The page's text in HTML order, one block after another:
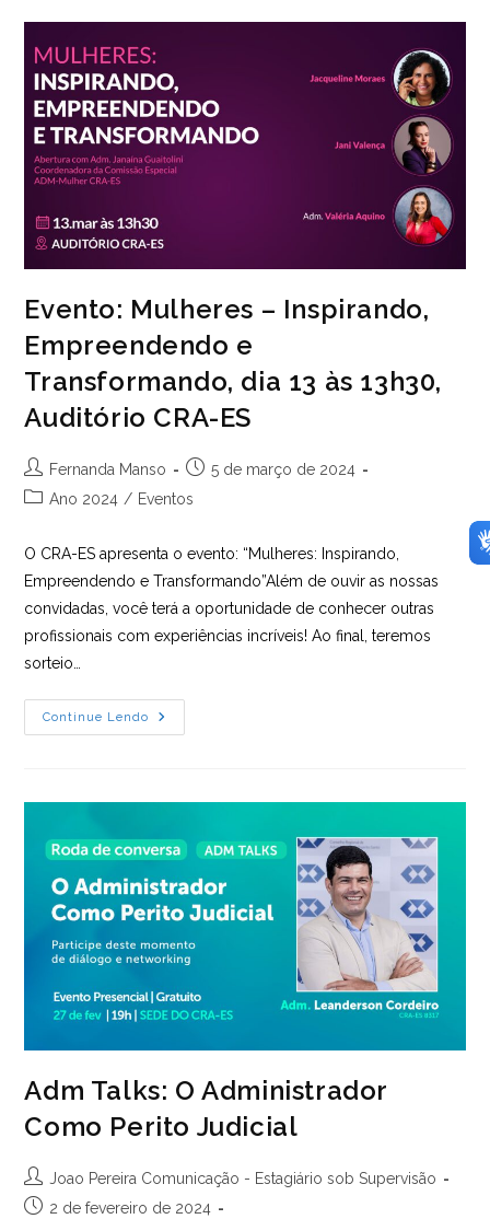
Com
Reflexões
E
Palestras
Direcionadas
A
Público
Feminino
Evento: Mulheres – Inspirando,
Empreendendo e
Transformando, dia 13 às 13h30,
Auditório CRA-ES
Autor
do
Fernanda Manso
Post5 de março de 2024
Categoria
post:
Ano 2024 / Eventos
O CRA-ES apresenta o evento: “Mulheres: Inspirando,
Empreendendo e Transformando”Além de ouvir as nossas
convidadas, você terá a oportunidade de conhecer outras
profissionais com experiências incríveis! Ao final, teremos
sorteio…
Continue Lendo
Evento:
Mulheres
13
Às
Auditório
CRA-
ES
Adm Talks: O Administrador
Como Perito Judicial
Autor
do
Joao Pereira Comunicação - Estagiário sob Supervisão
Post2 de fevereiro de 2024